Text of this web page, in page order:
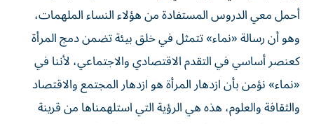
أحمل معي الدروس المستفادة من هؤلاء النساء الملهمات،
وهو أن رسالة «نماء» تتمثل في خلق بيئة تضمن دمج المرأة
كعنصر أساسي في التقدم الاقتصادي والاجتماعي، لأننا في
«نماء» نؤمن بأن ازدهار المرأة هو ازدهار المجتمع والاقتصاد
والثقافة والعلوم، هذه هي الرؤية التي استلهمناها من قرينة